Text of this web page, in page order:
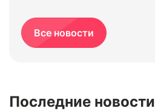
Все новости
Последние новости